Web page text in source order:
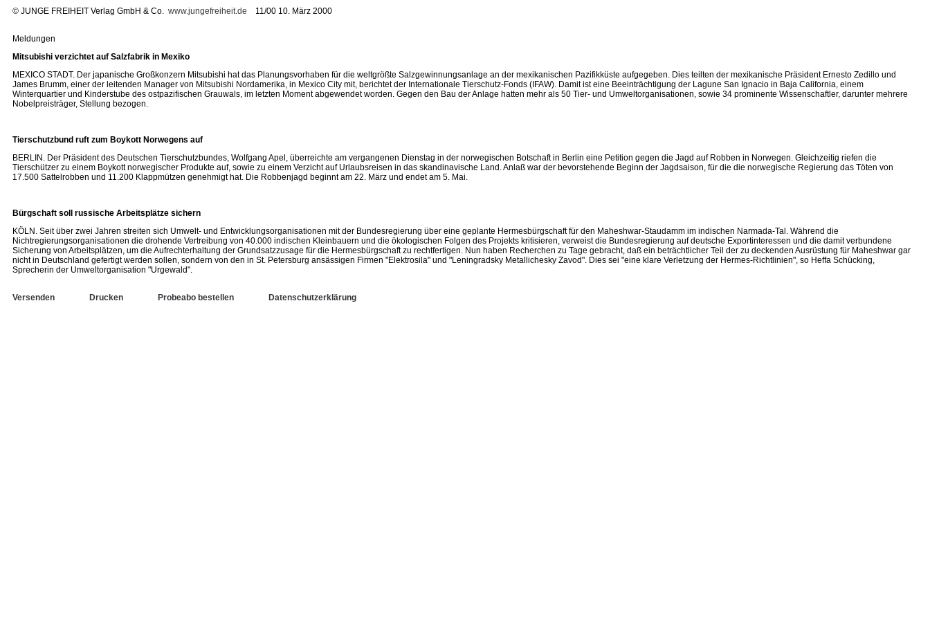
© JUNGE FREIHEIT Verlag GmbH & Co. www.jungefreiheit.de 11/00 10. März 2000
Meldungen
Mitsubishi verzichtet auf Salzfabrik in Mexiko
MEXICO STADT. Der japanische Großkonzern Mitsubishi hat das Planungsvorhaben für die weltgrößte Salzgewinnungsanlage an der mexikanischen Pazifikküste aufgegeben. Dies teilten der mexikanische Präsident Ernesto Zedillo und
James Brumm, einer der leitenden Manager von Mitsubishi Nordamerika, in Mexico City mit, berichtet der Internationale Tierschutz-Fonds (IFAW). Damit ist eine Beeinträchtigung der Lagune San Ignacio in Baja California, einem
Winterquartier und Kinderstube des ostpazifischen Grauwals, im letzten Moment abgewendet worden. Gegen den Bau der Anlage hatten mehr als 50 Tier- und Umweltorganisationen, sowie 34 prominente Wissenschaftler, darunter mehrere
Nobelpreisträger, Stellung bezogen.
Tierschutzbund ruft zum Boykott Norwegens auf
BERLIN. Der Präsident des Deutschen Tierschutzbundes, Wolfgang Apel, überreichte am vergangenen Dienstag in der norwegischen Botschaft in Berlin eine Petition gegen die Jagd auf Robben in Norwegen. Gleichzeitig riefen die
Tierschützer zu einem Boykott norwegischer Produkte auf, sowie zu einem Verzicht auf Urlaubsreisen in das skandinavische Land. Anlaß war der bevorstehende Beginn der Jagdsaison, für die die norwegische Regierung das Töten von
17.500 Sattelrobben und 11.200 Klappmützen genehmigt hat. Die Robbenjagd beginnt am 22. März und endet am 5. Mai.
Bürgschaft soll russische Arbeitsplätze sichern
KÖLN. Seit über zwei Jahren streiten sich Umwelt- und Entwicklungsorganisationen mit der Bundesregierung über eine geplante Hermesbürgschaft für den Maheshwar-Staudamm im indischen Narmada-Tal. Während die
Nichtregierungsorganisationen die drohende Vertreibung von 40.000 indischen Kleinbauern und die ökologischen Folgen des Projekts kritisieren, verweist die Bundesregierung auf deutsche Exportinteressen und die damit verbundene
Sicherung von Arbeitsplätzen, um die Aufrechterhaltung der Grundsatzzusage für die Hermesbürgschaft zu rechtfertigen. Nun haben Recherchen zu Tage gebracht, daß ein beträchtlicher Teil der zu deckenden Ausrüstung für Maheshwar gar
nicht in Deutschland gefertigt werden sollen, sondern von den in St. Petersburg ansässigen Firmen "Elektrosila" und "Leningradsky Metallichesky Zavod". Dies sei "eine klare Verletzung der Hermes-Richtlinien", so Heffa Schücking,
Sprecherin der Umweltorganisation "Urgewald".
Versenden Drucken Probeabo bestellen Datenschutzerklärung